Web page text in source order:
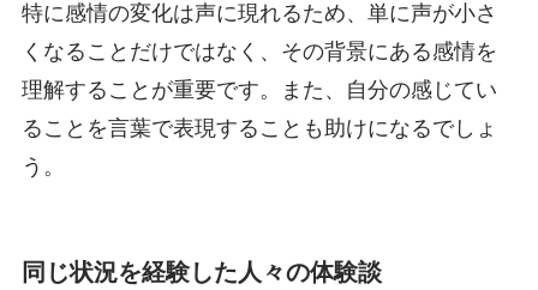
特に感情の変化は声に現れるため、単に声が小さ
くなることだけではなく、その背景にある感情を
理解することが重要です。また、自分の感じてい
ることを言葉で表現することも助けになるでしょ
う。
同じ状況を経験した人々の体験談